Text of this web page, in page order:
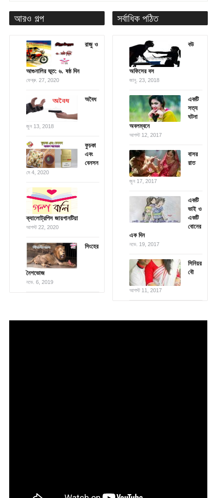
আরও গল্প
রাজু ও
আগুনালির ভূত: ৬. ষষ্ঠ দিন
ফেব্রু. 27, 2020
অবৈধ
জুন 13, 2018
ফুচকা
এবং
বেনসন
মে 4, 2020
ক্যালোট্রপিস জায়গানটিয়া
আগস্ট 22, 2020
সিংহের
নৈশভোজ
নভে. 6, 2019
সর্বাধিক পঠিত
বউ
অফিসের বস
জানু. 23, 2018
একটি
সত্য
ঘটনা
অবলম্বনে
আগস্ট 12, 2017
বাসর
রাত
জুন 17, 2017
একটি
ভাই ও
একটি
বোনের
এক দিন
নভে. 19, 2017
সিনিয়র
বৌ
আগস্ট 11, 2017